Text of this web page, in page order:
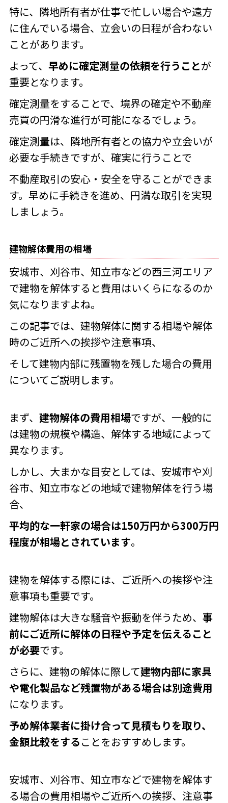
特に、隣地所有者が仕事で忙しい場合や遠方
に住んでいる場合、立会いの日程が合わない
ことがあります。
よって、 早めに確定測量の依頼を行うことが
重要となります。
確定測量をすることで、境界の確定や不動産
売買の円滑な進行が可能になるでしょう。
確定測量は、隣地所有者との協力や立会いが
必要な手続きですが、 確実に行うことで
不動産取引の安心・安全を守ることができま
す。早めに手続きを進め、円満な取引を実現
しましょう。
建物解体費用の相場
安城市、刈谷市、知立市などの西三河エリア
で建物を解体すると費用はいくらになるのか
気になりますよね。
この記事では、建物解体に関する相場や解体
時のご近所への挨拶や注意事項、
そして建物内部に残置物を残した場合の費用
についてご説明します。
まず、 建物解体の費用相場ですが、一般的に
は建物の規模や構造、解体する地域によって
異なります。
しかし、大まかな目安としては、安城市や刈
谷市、知立市などの地域で建物解体を行う場
合、
平均的な一軒家の場合は150万円から300万円
程度が相場とされています。
建物を解体する際には、ご近所への挨拶や注
意事項も重要です。
建物解体は大きな騒音や振動を伴うため、 事
前にご近所に解体の日程や予定を伝えること
が必要です。
さらに、建物の解体に際して建物内部に家具
や電化製品など残置物がある場合は別途費用
になります。
予め解体業者に掛け合って見積もりを取り、
金額比較をすることをおすすめします。
安城市、刈谷市、知立市などで建物を解体す
る場合の費用相場やご近所への挨拶、注意事